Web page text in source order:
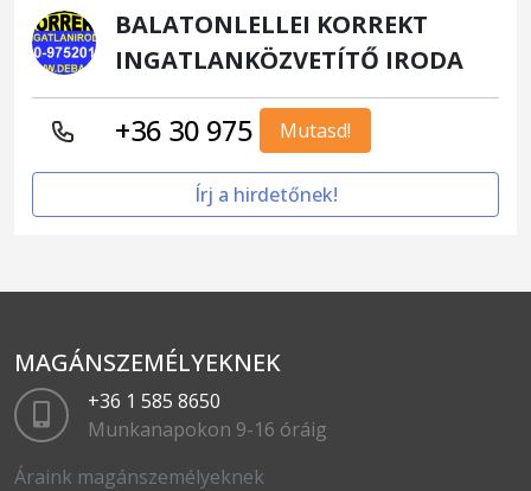
BALATONLELLEI KORREKT
INGATLANKÖZVETÍTŐ IRODA
+36 30 975 Mutasd!
Írj a hirdetőnek!
MAGÁNSZEMÉLYEKNEK
+36 1 585 8650
Munkanapokon 9-16 óráig
Áraink magánszemélyeknek